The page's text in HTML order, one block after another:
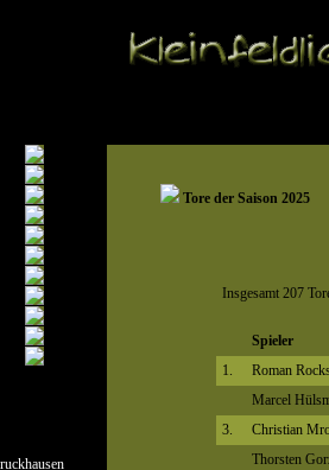
Tore der Saison 2025
Insgesamt 207
Spieler
1.
Roman
Marcel
3.
Christian
Thorsten